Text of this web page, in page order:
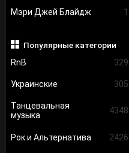
Мэри Джей Блайдж 1
Популярные категории
RnB
329
Украинские 305
Танцевальная
музыка
4348
Рок и Альтернатива 2426